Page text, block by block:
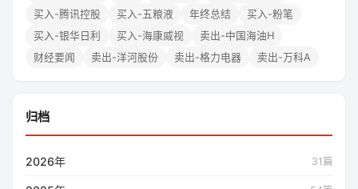
买入-腾讯控股
买入-五粮液 年终总结
买入-粉笔
买入-银华日利
买入-海康威视
卖出-中国海油H
财经要闻
卖出-洋河股份 卖出-格力电器 卖出-万科A
归档
2026年 31篇